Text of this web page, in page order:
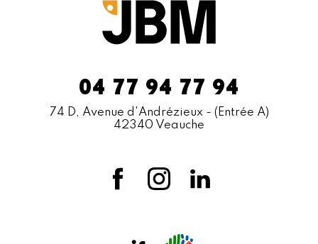
04 77 94 77 94
74 D, Avenue d'Andrézieux - (Entrée A)
42340 Veauche